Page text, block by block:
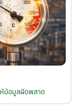
ห้ข้อมูลผิดพลาด